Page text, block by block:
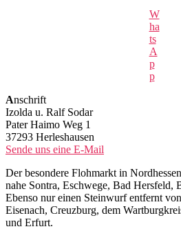
W
ha
ts
A
p
p
Anschrift
Izolda u. Ralf Sodar
Pater Haimo Weg 1
37293 Herleshausen
Sende uns eine E-Mail
Der besondere Flohmarkt in
nahe Sontra, Eschwege, Bad Hersfeld,
Ebenso nur einen Steinwurf entfernt
Eisenach, Creuzburg, dem
und Erfurt.